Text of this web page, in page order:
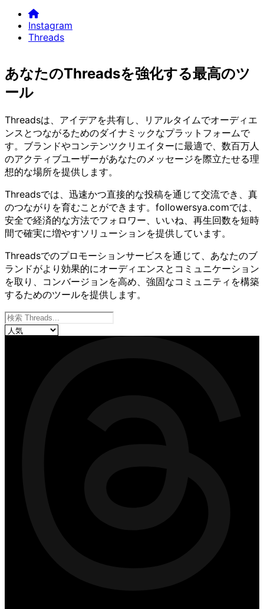
Instagram
Threads
Instagram
Threads
あなたのThreadsを強化する最高のツ
ール
Threadsは、アイデアを共有し、リアルタイムでオーディエ
ンスとつながるためのダイナミックなプラットフォームで
す。ブランドやコンテンツクリエイターに最適で、数百万人
のアクティブユーザーがあなたのメッセージを際立たせる理
想的な場所を提供します。
Threadsでは、迅速かつ直接的な投稿を通じて交流でき、真
のつながりを育むことができます。followersya.comでは、
安全で経済的な方法でフォロワー、いいね、再生回数を短時
間で確実に増やすソリューションを提供しています。
Threadsでのプロモーションサービスを通じて、あなたのブ
ランドがより効果的にオーディエンスとコミュニケーション
を取り、コンバージョンを高め、強固なコミュニティを構築
するためのツールを提供します。
私たちのサービス
商品を並べ替え